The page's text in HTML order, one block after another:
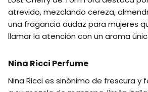
atrevido, mezclando cereza,
una fragancia audaz para mujeres
llamar la atención con un aroma
Nina Ricci Perfume
Nina Ricci es sinónimo de frescura y